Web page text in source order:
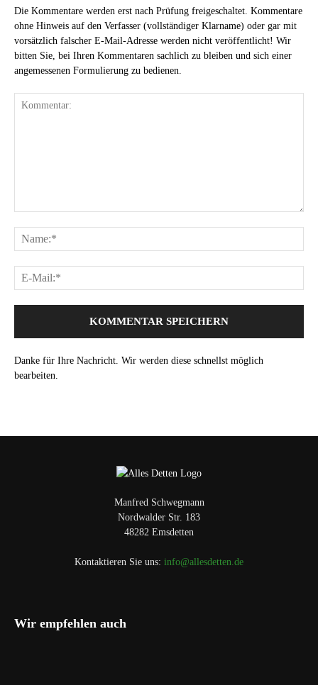
Die Kommentare werden erst nach Prüfung freigeschaltet. Kommentare
ohne Hinweis auf den Verfasser (vollständiger Klarname) oder gar mit
vorsätzlich falscher E-Mail-Adresse werden nicht veröffentlicht! Wir
bitten Sie, bei Ihren Kommentaren sachlich zu bleiben und sich einer
angemessenen Formulierung zu bedienen.
Danke für Ihre Nachricht. Wir werden diese schnellst möglich
bearbeiten.
Manfred Schwegmann
Nordwalder Str. 183
48282 Emsdetten
Kontaktieren Sie uns: info@allesdetten.de
Wir empfehlen auch